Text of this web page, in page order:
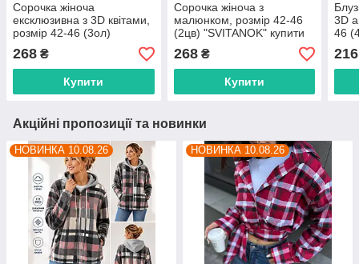
Сорочка жіноча
ексклюзивна з 3D квітами,
розмір 42-46 (3ол)
"SVITANOK" купити
недорого від прямого
постачальника
268 ₴
Купити
Сорочка жіноча з
малюнком, розмір 42-46
(2цв) "SVITANOK" купити
недорого від прямого
постачальника
268₴
Купити
3D
46
216
Акційні пропозиції та новинки
НОВИНКА 10.08.26 НОВИНКА 10.08.26